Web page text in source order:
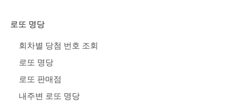
로또 명당
회차별 당첨 번호 조회
로또 명당
로또 판매점
내주변 로또 명당